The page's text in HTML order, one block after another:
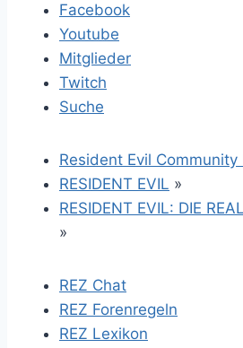
Facebook
Youtube
Mitglieder
Twitch
Suche
Resident Evil Community
RESIDENT EVIL »
RESIDENT EVIL: DIE
»
REZ Chat
REZ Forenregeln
REZ Lexikon